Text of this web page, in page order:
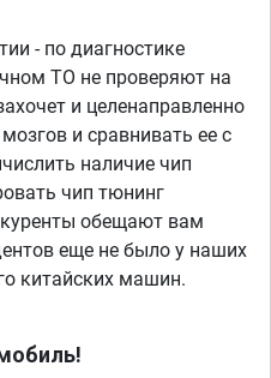
- по диагностике
ТО не проверяют на
и целенаправленно
и сравнивать ее с
наличие чип
чип тюнинг
обещают вам
еще не было у наших
китайских машин.